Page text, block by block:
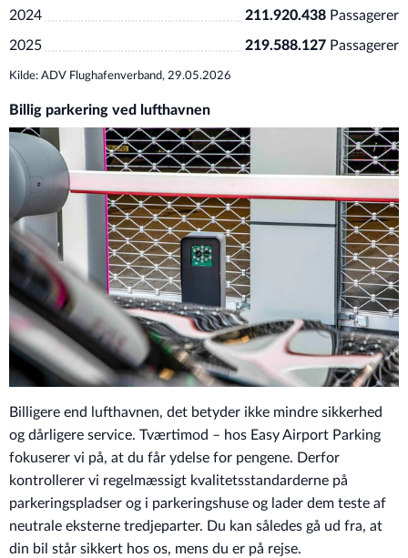
2024 211.920.438 Passagerer
2025 219.588.127 Passagerer
Kilde: ADV Flughafenverband, 29.05.2026
Billig parkering ved lufthavnen
Billigere end lufthavnen, det betyder ikke mindre sikkerhed
og dårligere service. Tværtimod – hos Easy Airport Parking
fokuserer vi på, at du får ydelse for pengene. Derfor
kontrollerer vi regelmæssigt kvalitetsstandarderne på
parkeringspladser og i parkeringshuse og lader dem teste af
neutrale eksterne tredjeparter. Du kan således gå ud fra, at
din bil står sikkert hos os, mens du er på rejse.